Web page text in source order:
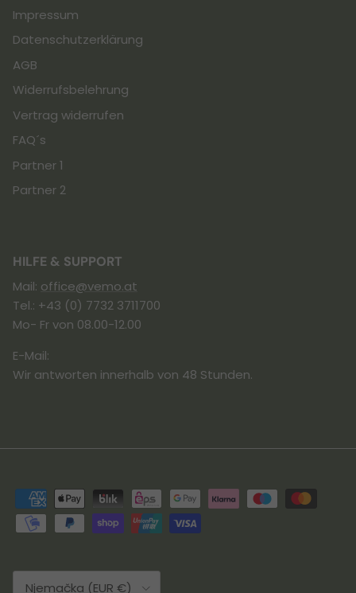
Impressum
Datenschutzerklärung
AGB
Widerrufsbelehrung
Vertrag widerrufen
FAQ´s
Partner 1
Partner 2
HILFE & SUPPORT
Mail: office@vemo.at
Tel.: +43 (0) 7732 3711700
Mo- Fr von 08.00-12.00
E-Mail:
Wir antworten innerhalb von 48 Stunden.
Land/Region
Njemačka (EUR €)